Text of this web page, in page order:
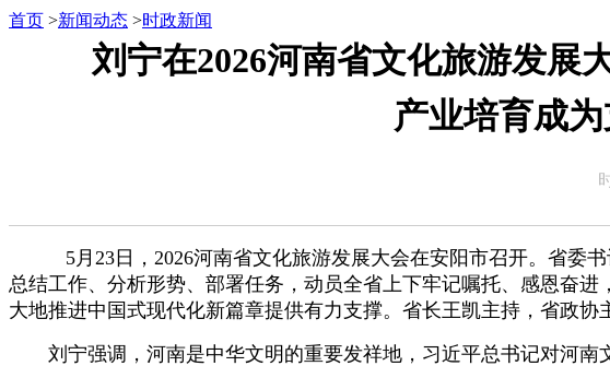
首页 >新闻动态 >时政新闻
刘宁在2026河南省文化旅游发展
产业培育成
5月23日，2026河南省文化旅游发展大会在安阳市召开。省委
总结工作、分析形势、部署任务，动员全省上下牢记嘱托、感恩奋
大地推进中国式现代化新篇章提供有力支撑。省长王凯主持，省政协
刘宁强调，河南是中华文明的重要发祥地，习近平总书记对河南